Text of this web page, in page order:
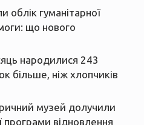
облік гуманітарної
що нового
народилися 243
більше, ніж хлопчиків
музей долучили
програми відновлення